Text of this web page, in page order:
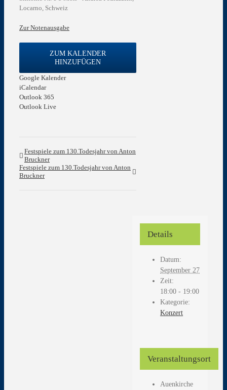
Locarno, Schweiz
Zur Notenausgabe
ZUM KALENDER
HINZUFÜGEN
Google Kalender
iCalendar
Outlook 365
Outlook Live
Festspiele zum 130.Todesjahr von Anton
Bruckner
Festspiele zum 130.Todesjahr von Anton
Bruckner
Details
Datum:
September 27
Zeit:
18:00 - 19:00
Kategorie:
Konzert
Veranstaltungsort
Auenkirche